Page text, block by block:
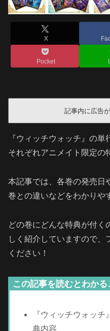
X
Pocket
記事内に広告
『ウィッチウォッチ』の単
それぞれアニメイト限定の
本記事では、各巻の発売日
巻との違いなどをわかりや
どの巻にどんな特典が付く
しく紹介していますので、
ください！
この記事を読むとわかる
『ウィッチウォッ
典内容